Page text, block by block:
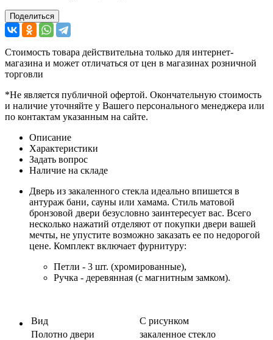
Поделиться
Стоимость товара действительна только для интернет-
магазина и может отличаться от цен в магазинах розничной
торговли
*Не является публичной офертой. Окончательную стоимость
и наличие уточняйте у Вашего персонального менеджера или
по контактам указанным на сайте.
Описание
Характеристики
Задать вопрос
Наличие на складе
Дверь из закаленного стекла идеально впишется в
антураж бани, сауны или хамама. Стиль матовой
бронзовой двери безусловно заинтересует вас. Всего
несколько нажатий отделяют от покупки двери вашей
мечты, не упустите возможно заказать ее по недорогой
цене. Комплект включает фурнитуру:
Петли - 3 шт. (хромированные),
Ручка - деревянная (с магнитным замком).
Вид
С рисунком
Полотно двери
закаленное стекло